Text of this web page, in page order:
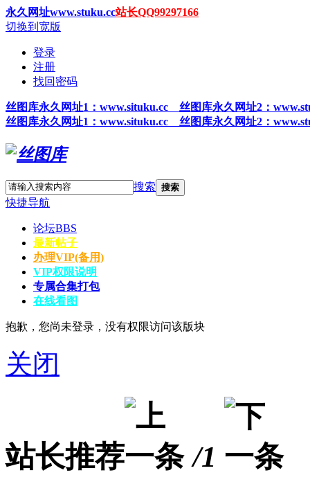
永久网址www.stuku.cc站长QQ99297166
切换到宽版
登录
注册
找回密码
丝图 库永久网址1 ：www.situku.cc 丝图库永久网址2：
丝图 库永久网址1 ：www.situku.cc 丝图库永久网址2：
搜索 搜索
快捷导航
论坛BBS
最新帖子
办理VIP(备用)
VIP权限说明
专属合集打包
在线看图
抱歉，您尚未登录，没有权限访问该版块
关闭
站长推荐 /1